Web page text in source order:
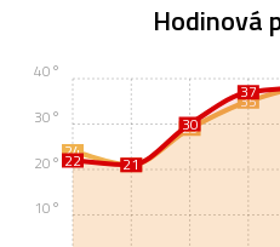
Hodinová
24
21
29
35
22 21
30
37
10°
20°
30°
40°